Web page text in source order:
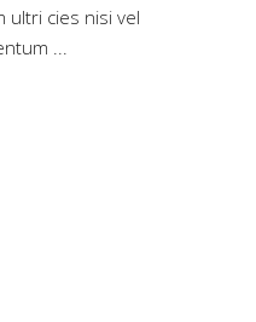
ultri cies nisi vel